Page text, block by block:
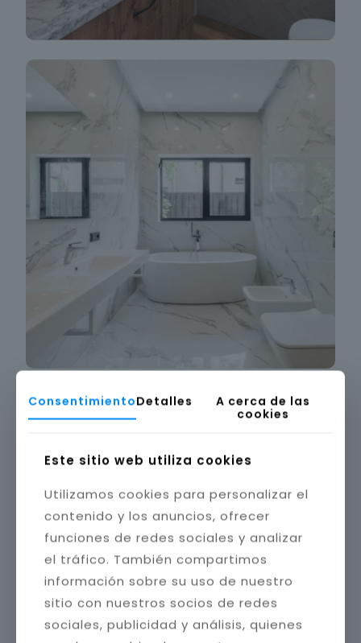
ConsentimientoDetalles
A cerca de las
cookies
Este sitio web utiliza cookies
Utilizamos cookies para personalizar el
contenido y los anuncios, ofrecer
funciones de redes sociales y analizar
el tráfico. También compartimos
información sobre su uso de nuestro
sitio con nuestros socios de redes
sociales, publicidad y análisis, quienes